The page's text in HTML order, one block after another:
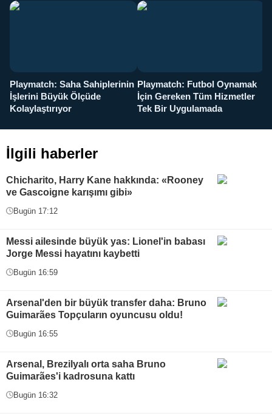
Playmatch: Saha Sahiplerinin
İşlerini Büyük Ölçüde
Kolaylaştırıyor
Playmatch: Futbol Oynamak
İçin Gereken Tüm Hizmetler
Tek Bir Uygulamada
İlgili haberler
Chicharito, Harry Kane hakkında: «Rooney
ve Gascoigne karışımı gibi»
Bugün 17:12
Messi ailesinde büyük yas: Lionel'in babası
Jorge Messi hayatını kaybetti
Bugün 16:59
Arsenal'den bir büyük transfer daha: Bruno
Guimarães Topçuların oyuncusu oldu!
Bugün 16:55
Arsenal, Brezilyalı orta saha Bruno
Guimarães'i kadrosuna kattı
Bugün 16:32